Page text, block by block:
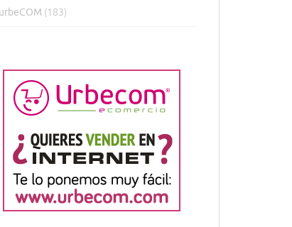
urbeCOM (183)